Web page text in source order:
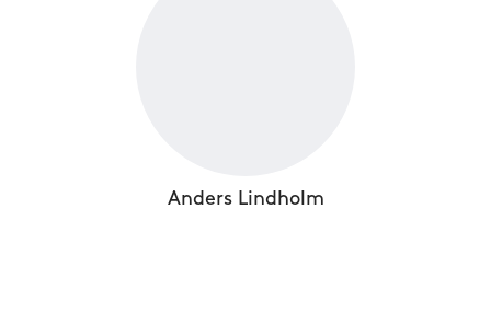
Anders Lindholm